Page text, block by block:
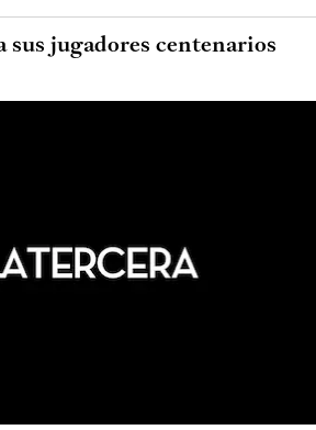
sus jugadores centenarios